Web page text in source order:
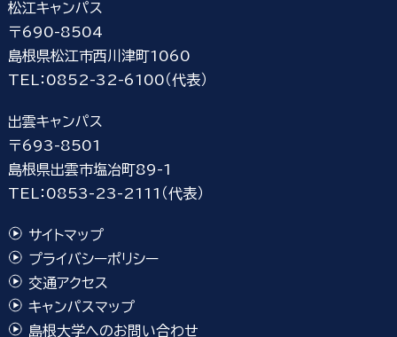
松江キャンパス
〒690-8504
島根県松江市西川津町1060
TEL：0852-32-6100（代表）
出雲キャンパス
〒693-8501
島根県出雲市塩冶町89-1
TEL：0853-23-2111（代表）
サイトマップ
プライバシーポリシー
交通アクセス
キャンパスマップ
島根大学へのお問い合わせ